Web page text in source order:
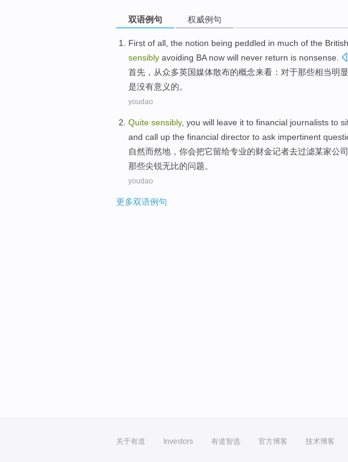
双语例句 权威例句
First of all, the notion being peddled in much of the British
sensibly avoiding BAnow will never return is nonsense.
首先 ，从众多英国媒体散布的概念来看：对于那些相当明
是没有意义的。
youdao
Quite sensibly, you will leave it to financial journalists to
and call up the financial director to ask impertinent
自然而然地， 你会把它留给专业的财金记者去过滤某家公司
那些尖锐无比的问题。
youdao
更多双语例句
关于有道 Investors 有道智选 官方博客 技术博客